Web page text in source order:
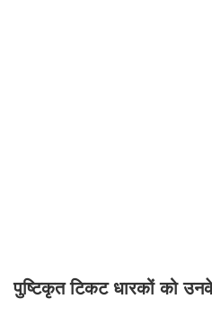
पुष्टिकृत टिकट धारकों को